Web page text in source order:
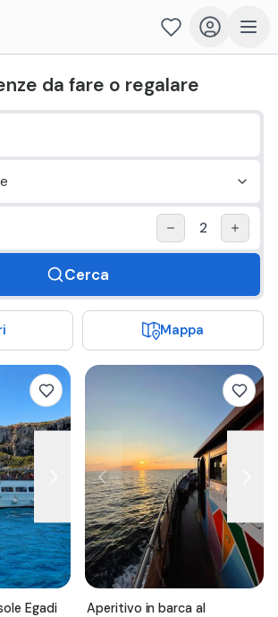
da fare o regalare
2
Cerca
Mappa
Egadi
Aperitivo in barca al
fare il prossimo weekend